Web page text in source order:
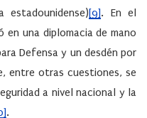
estadounidense)[9]. En el
en una diplomacia de mano
Defensa y un desdén por
entre otras cuestiones, se
a nivel nacional y la
.